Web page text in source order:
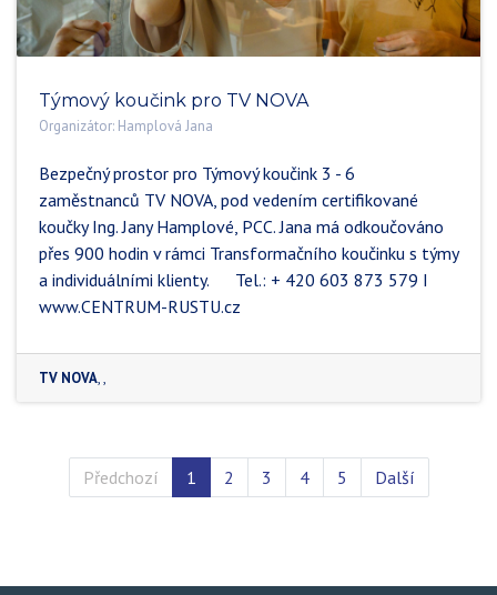
Týmový koučink pro TV NOVA
Organizátor: Hamplová Jana
Bezpečný prostor pro Týmový koučink 3 - 6
zaměstnanců TV NOVA, pod vedením certifikované
koučky Ing. Jany Hamplové, PCC. Jana má odkoučováno
přes 900 hodin v rámci Transformačního koučinku s týmy
a individuálními klienty. Tel.: + 420 603 873 579 I
www.CENTRUM-RUSTU.cz
TV NOVA, ,
Předchozí 1 2 3 4 5 Další